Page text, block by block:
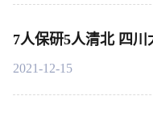
7人保研5人清北 四
2021-12-15